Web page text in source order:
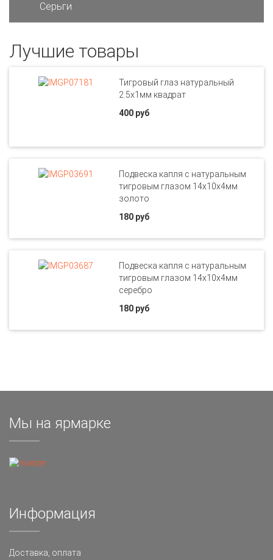
Серьги
Лучшие товары
Тигровый глаз натуральный
2.5х1мм квадрат
400 руб
Подвеска капля с натуральным
тигровым глазом 14х10х4мм
золото
180 руб
Подвеска капля с натуральным
тигровым глазом 14х10х4мм
серебро
180 руб
Мы на ярмарке
Информация
Доставка, оплата